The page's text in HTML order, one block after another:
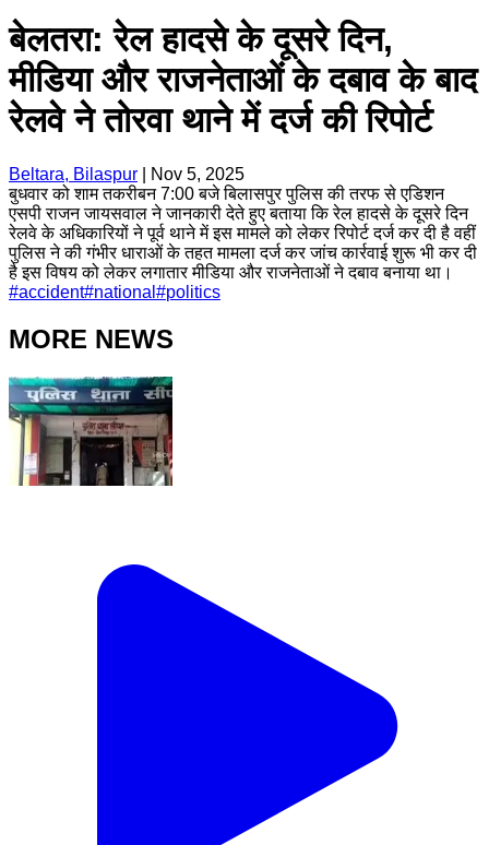
बेलतरा: रेल हादसे के दूसरे दिन,
मीडिया और राजनेताओं के दबाव के बाद
रेलवे ने तोरवा थाने में दर्ज की रिपोर्ट
Beltara, Bilaspur
Nov 5, 2025
बुधवार को शाम तकरीबन 7:00 बजे बिलासपुर पुलिस की तरफ से एडिशन
एसपी राजन जायसवाल ने जानकारी देते हुए बताया कि रेल हादसे के दूसरे दिन
रेलवे के अधिकारियों ने पूर्व थाने में इस मामले को लेकर रिपोर्ट दर्ज कर दी है वहीं
पुलिस ने की गंभीर धाराओं के तहत मामला दर्ज कर जांच कार्रवाई शुरू भी कर दी
है इस विषय को लेकर लगातार मीडिया और राजनेताओं ने दबाव बनाया था।
#accident#national #politics
MORE NEWS